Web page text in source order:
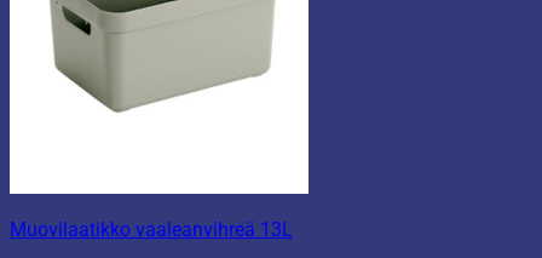
Muovilaatikko vaaleanvihreä 13L